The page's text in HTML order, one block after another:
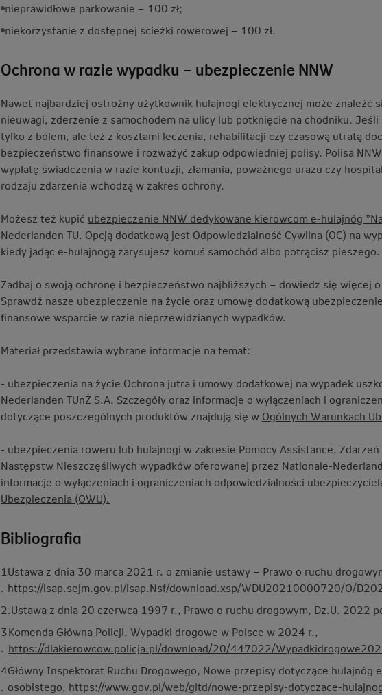
nieprawidłowe parkowanie – 100 zł;
niekorzystanie z dostępnej ścieżki rowerowej – 100 zł.
Ochrona w razie wypadku – ubezpieczenie NNW
Nawet najbardziej ostrożny użytkownik hulajnogi elektrycznej może znaleźć
nieuwagi, zderzenie z samochodem na ulicy lub potknięcie na chodniku.
tylko z bólem, ale też z kosztami leczenia, rehabilitacji czy czasową utratą
bezpieczeństwo finansowe i rozważyć zakup odpowiedniej polisy. Polisa
wypłatę świadczenia w razie kontuzji, złamania, poważnego urazu czy
rodzaju zdarzenia wchodzą w zakres ochrony.
Możesz też kupić ubezpieczenie NNW dedykowane kierowcom e-hulajnóg ”Na
Nederlanden TU. Opcją dodatkową jest Odpowiedzialność Cywilna (OC) na
kiedy jadąc e-hulajnogą zarysujesz komuś samochód albo potrącisz pieszego.
Zadbaj o swoją ochronę i bezpieczeństwo najbliższych – dowiedz się więcej
Sprawdź nasze ubezpieczenie na życie oraz umowę dodatkową
finansowe wsparcie w razie nieprzewidzianych wypadków.
Materiał przedstawia wybrane informacje na temat:
- ubezpieczenia na życie Ochrona jutra i umowy dodatkowej na wypadek
Nederlanden TUnŻ S.A. Szczegóły oraz informacje o wyłączeniach i
dotyczące poszczególnych produktów znajdują się w Ogólnych Warunkach
- ubezpieczenia roweru lub hulajnogi w zakresie Pomocy Assistance,
Następstw Nieszczęśliwych wypadków oferowanej przez Nationale-
informacje o wyłączeniach i ograniczeniach odpowiedzialności
Ubezpieczenia (OWU).
Bibliografia
1
.
Ustawa z dnia 30 marca 2021 r. o zmianie ustawy – Prawo o ruchu
https://isap.sejm.gov.pl/isap.Nsf/download.xsp/WDU20210000720/O/
2.Ustawa z dnia 20 czerwca 1997 r., Prawo o ruchu drogowym, Dz.U. 2022
3
.
Komenda Główna Policji, Wypadki drogowe w Polsce w 2024 r.,
https://dlakierowcow.policja.pl/download/20/447022/
4
.
Główny Inspektorat Ruchu Drogowego, Nowe przepisy dotyczące
osobistego, https://www.gov.pl/web/gitd/nowe-przepisy-dotyczace-